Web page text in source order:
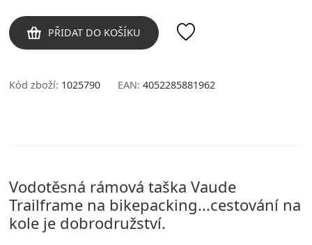
PŘIDAT DO KOŠÍKU
Kód zboží: 1025790 EAN: 4052285881962
Vodotěsná rámová taška Vaude
Trailframe na bikepacking...cestování na
kole je dobrodružství.